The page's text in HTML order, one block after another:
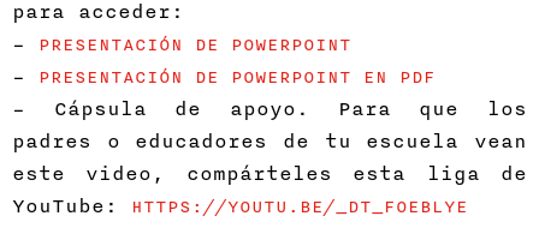
para acceder:
–
PRESENTACIÓN DE POWERPOINT
– PRESENTACIÓN DE POWERPOINT EN PDF
– Cápsula de apoyo. Para que los
padres o educadores de tu escuela vean
este video, compárteles esta liga de
YouTube:
HTTPS://YOUTU.BE/_DT_FOEBLYE